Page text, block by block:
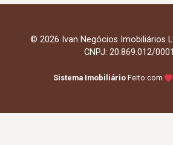
© 2026 Ivan Negócios Imobiliários
CNPJ: 20.869.012/
Sistema Imobiliário Feito com